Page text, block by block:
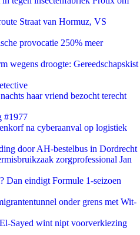
Straat van Hormuz, VS
provocatie 250% meer
wegens droogte: Gereedschapskist
haar vriend bezocht terecht
#1977
na cyberaanval op logistiek
door AH-bestelbus in Dordrecht
zorgprofessional Jan
Dan eindigt Formule 1-seizoen
onder grens met Wit-
Sayed wint nipt voorverkiezing